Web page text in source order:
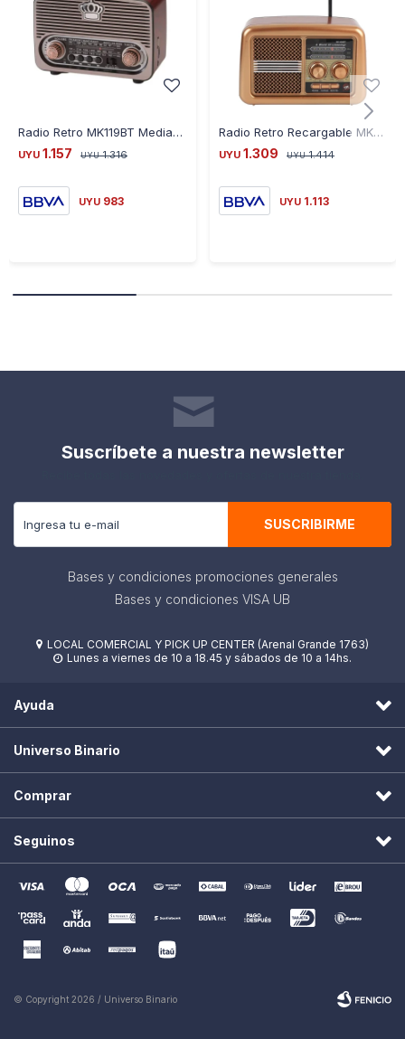
Radio Retro MK119BT Mediana Bluetooth Batería Recargable Ub
UYU 1.157 UYU 1.316
UYU 983
Radio Retro Recargable MK499-BT Am fm usb bt tf
UYU 1.309 UYU 1.414
UYU 1.113
Suscríbete a nuestra newsletter
SUSCRIBIRME
Bases y condiciones promociones generales
Bases y condiciones VISA UB
 LOCAL COMERCIAL Y PICK UP CENTER (Arenal Grande 1763)
 Lunes a viernes de 10 a 18.45 y sábados de 10 a 14hs.
Ayuda
Universo Binario
Comprar
Seguinos
© Copyright 2026 / Universo Binario